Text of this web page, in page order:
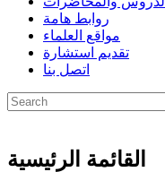
روابط هامة
مواقع العلماء
تقديم استشارة
اتصل بنا
القائمة الرئيسية